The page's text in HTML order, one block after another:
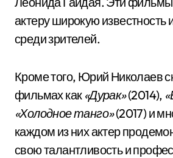
актеру широкую известность
среди зрителей.
Кроме того, Юрий Николаев
фильмах как «Дурак»(2014),
«Холодное танго»(2017) и
каждом из них актер
свою талантливость и